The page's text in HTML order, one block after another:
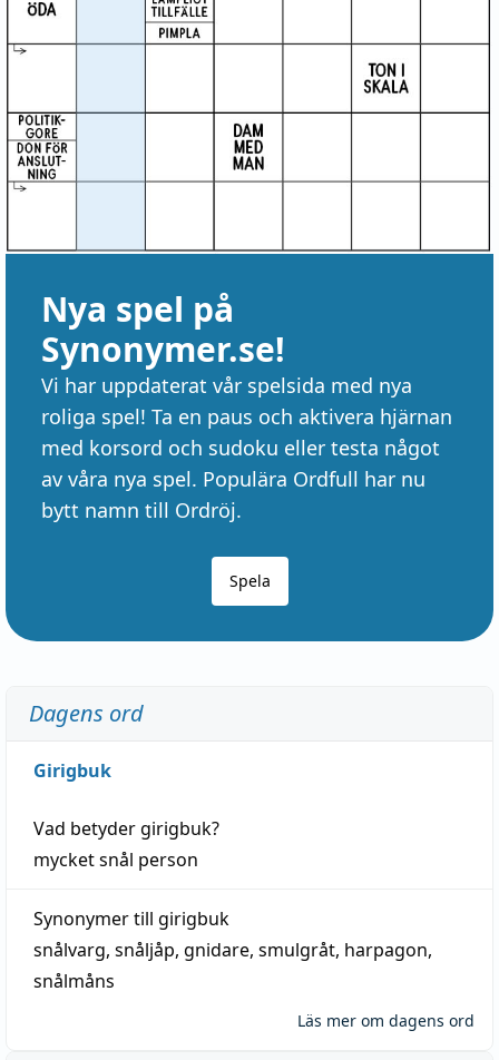
Nya spel på
Synonymer.se!
Vi har uppdaterat vår spelsida med nya
roliga spel! Ta en paus och aktivera hjärnan
med korsord och sudoku eller testa något
av våra nya spel. Populära Ordfull har nu
bytt namn till Ordröj.
Spela
Dagens ord
Girigbuk
Vad betydergirigbuk?
mycketsnål person
Synonymer till girigbuk
snålvarg, snåljåp, gnidare, smulgråt, harpagon,
snålmåns
Läs mer om dagens ord